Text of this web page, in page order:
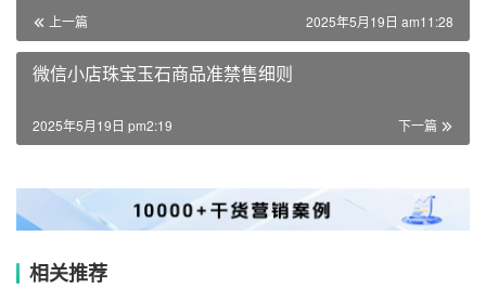
上一篇 2025年5月19日 am11:28
微信小店珠宝玉石商品准禁售细则
下一篇
2025年5月19日 pm2:19
相关推荐